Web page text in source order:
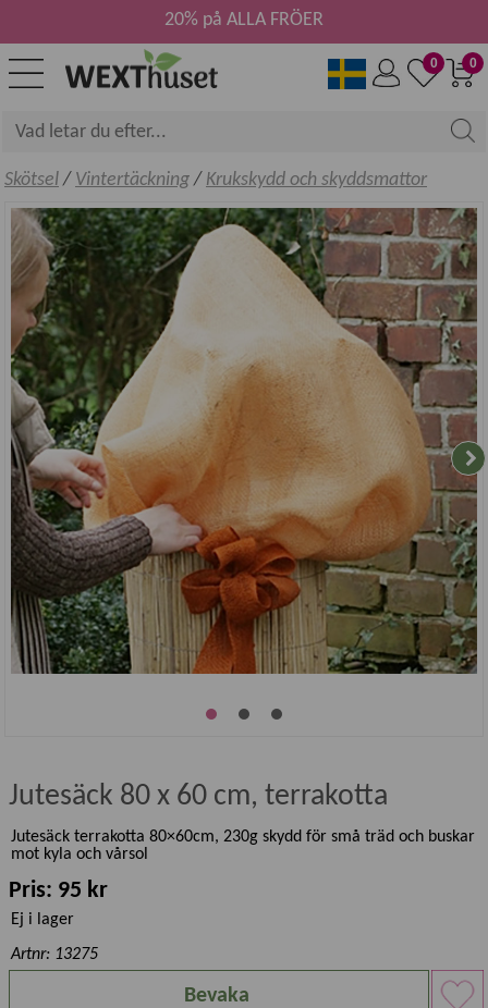
0
0
20% på ALLA FRÖER
Skötsel/ Vintertäckning/ Krukskydd och skyddsmattor
Jutesäck 80 x 60 cm, terrakotta
Jutesäck terrakotta 80×60cm, 230g skydd för små träd och buskar
mot kyla och vårsol
Pris: 95 kr
Ej i lager
Artnr: 13275
Bevaka